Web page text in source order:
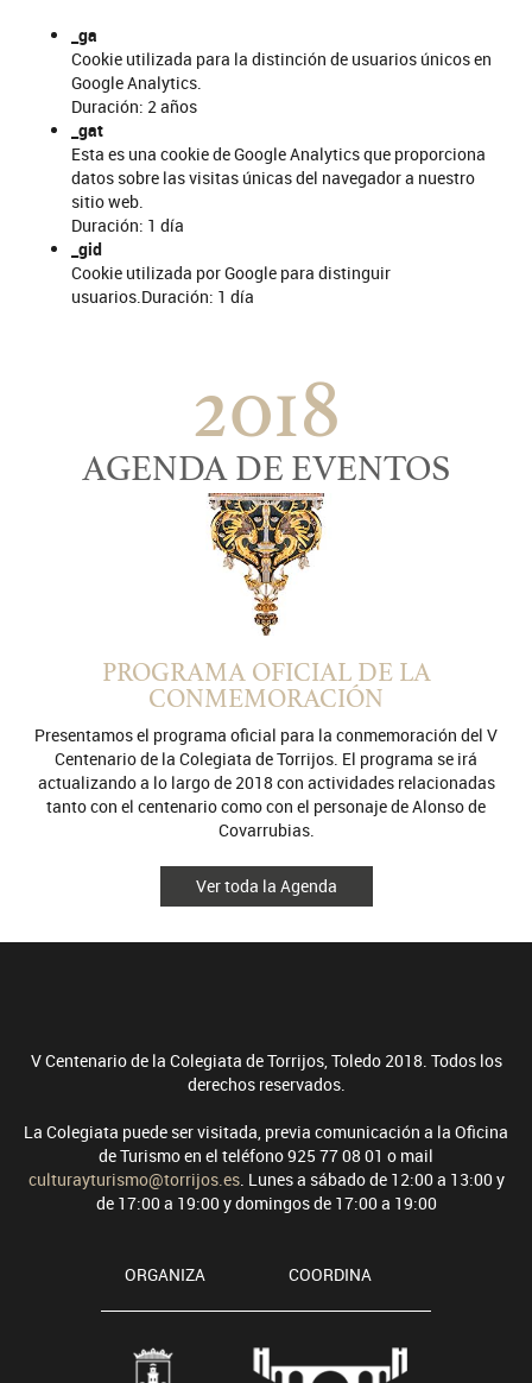
_ga
Cookie utilizada para la distinción de usuarios únicos en
Google Analytics.
Duración: 2 años
_gat
Esta es una cookie de Google Analytics que proporciona
datos sobre las visitas únicas del navegador a nuestro
sitio web.
Duración: 1 día
_gid
Cookie utilizada por Google para distinguir
usuarios.Duración: 1 día
2018
AGENDA DE EVENTOS
PROGRAMA OFICIAL DE LA
CONMEMORACIÓN
Presentamos el programa oficial para la conmemoración del V
Centenario de la Colegiata de Torrijos. El programa se irá
actualizando a lo largo de 2018 con actividades relacionadas
tanto con el centenario como con el personaje de Alonso de
Covarrubias.
Ver toda la Agenda
V Centenario de la Colegiata de Torrijos, Toledo 2018. Todos los
derechos reservados.
La Colegiata puede ser visitada, previa comunicación a la Oficina
de Turismo en el teléfono 925 77 08 01 o mail
culturayturismo@torrijos.es. Lunes a sábado de 12:00 a 13:00 y
de 17:00 a 19:00 y domingos de 17:00 a 19:00
ORGANIZA COORDINA